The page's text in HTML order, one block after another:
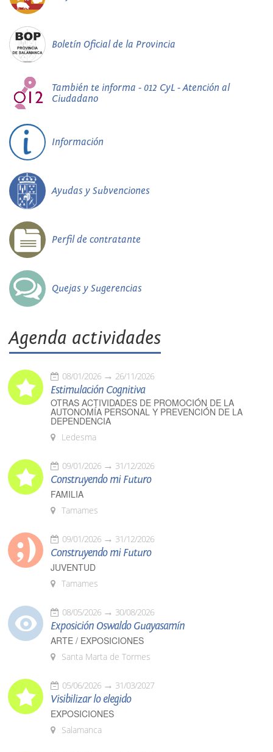
Boletín Oficial de la Provincia
También te informa - 012 CyL - Atención al
Ciudadano
Información
Ayudas y Subvenciones
Perfil de contratante
Quejas y Sugerencias
Agenda actividades
08/01/2026 26/11/2026
Estimulación Cognitiva
OTRAS ACTIVIDADES DE PROMOCIÓN DE LA
AUTONOMÍA PERSONAL Y PREVENCIÓN DE LA
DEPENDENCIA
Ledesma
09/01/2026 31/12/2026
Construyendo mi Futuro
FAMILIA
Tamames
09/01/2026 31/12/2026
Construyendo mi Futuro
JUVENTUD
Tamames
08/05/2026 30/08/2026
Exposición Oswaldo Guayasamín
ARTE / EXPOSICIONES
Santa Marta de Tormes
05/06/2026 31/03/2027
Visibilizar lo elegido
EXPOSICIONES
Salamanca